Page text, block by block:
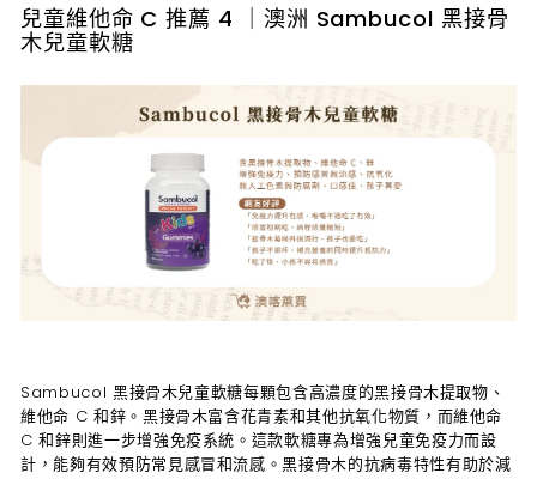
兒童維他命 C 推薦 4 ｜澳洲 Sambucol 黑接骨
木兒童軟糖
Sambucol 黑接骨木兒童軟糖每顆包含高濃度的黑接骨木提取物、
維他命 C 和鋅。黑接骨木富含花青素和其他抗氧化物質，而維他命
C 和鋅則進一步增強免疫系統。這款軟糖專為增強兒童免疫力而設
計，能夠有效預防常見感冒和流感。黑接骨木的抗病毒特性有助於減